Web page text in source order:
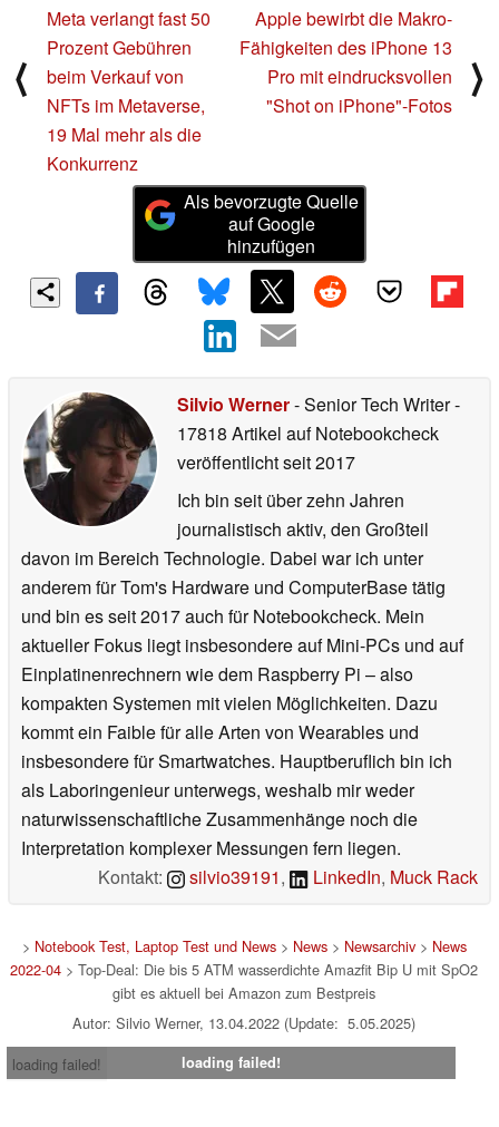
⟨
Meta verlangt fast 50
Prozent Gebühren
beim Verkauf von
NFTs im Metaverse,
19 Mal mehr als die
Konkurrenz
Apple bewirbt die Makro-
Fähigkeiten des iPhone 13
Pro mit eindrucksvollen
"Shot on iPhone"-Fotos
⟩
Als bevorzugte Quelle
auf Google
hinzufügen
Silvio Werner- Senior Tech Writer-
17818 Artikel auf Notebookcheck
veröffentlichtseit 2017
Ich bin seit über zehn Jahren
journalistisch aktiv, den Großteil
davon im Bereich Technologie. Dabei war ich unter
anderem für Tom's Hardware und ComputerBase tätig
und bin es seit 2017 auch für Notebookcheck. Mein
aktueller Fokus liegt insbesondere auf Mini-PCs und auf
Einplatinenrechnern wie dem Raspberry Pi – also
kompakten Systemen mit vielen Möglichkeiten. Dazu
kommt ein Faible für alle Arten von Wearables und
insbesondere für Smartwatches. Hauptberuflich bin ich
als Laboringenieur unterwegs, weshalb mir weder
naturwissenschaftliche Zusammenhänge noch die
Interpretation komplexer Messungen fern liegen.
Kontakt:
silvio39191, LinkedIn, Muck Rack
> Notebook Test, Laptop Test und News> News> Newsarchiv> News
2022-04 > Top-Deal: Die bis 5 ATM wasserdichte Amazfit Bip U mit SpO2
gibt es aktuell bei Amazon zum Bestpreis
Autor: Silvio Werner, 13.04.2022 (Update: 5.05.2025)
loading failed!
loading failed!